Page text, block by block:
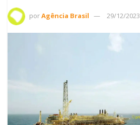
porAgência Brasil 29/12/2023